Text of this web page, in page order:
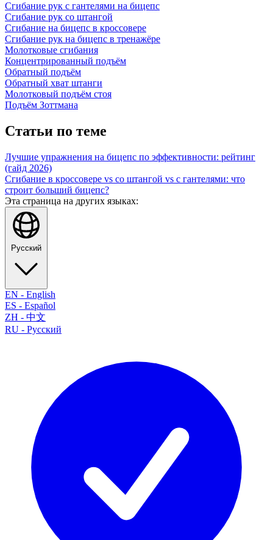
Сгибание рук с гантелями на бицепс
Сгибание рук со штангой
Сгибание на бицепс в кроссовере
Сгибание рук на бицепс в тренажёре
Молотковые сгибания
Концентрированный подъём
Обратный подъём
Обратный хват штанги
Молотковый подъём стоя
Подъём Зоттмана
Статьи по теме
Лучшие упражнения на бицепс по эффективности: рейтинг
(гайд 2026)
Сгибание в кроссовере vs со штангой vs с гантелями: что
строит больший бицепс?
Эта страница на других языках:
Русский
EN - English
ES - Español
ZH - 中文
RU - Русский